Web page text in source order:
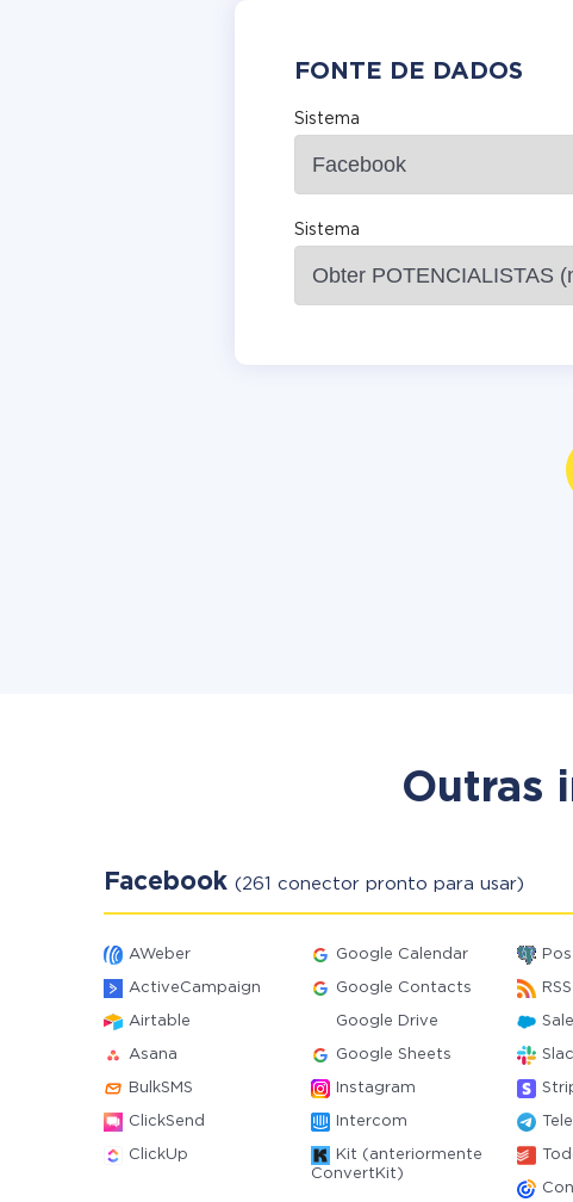
FONTE DE DADOS
Sistema
Sistema
Outras
Facebook (261 conector pronto para usar)
AWeber Google Calendar
ActiveCampaign Google Contacts RSS
Airtable Google Drive
Asana Google Sheets
BulkSMS Instagram
ClickSend Intercom
ClickUp
Kit (anteriormente
ConvertKit)